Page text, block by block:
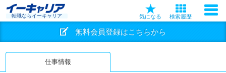
転職ならイーキャリア 気になる 検索履歴
無料会員登録はこちらから
仕事情報